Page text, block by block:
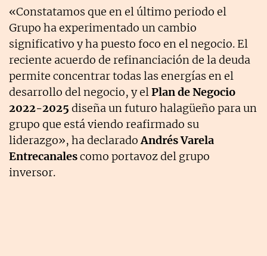
«Constatamos que en el último periodo el
Grupo ha experimentado un cambio
significativo y ha puesto foco en el negocio. El
reciente acuerdo de refinanciación de la deuda
permite concentrar todas las energías en el
desarrollo del negocio, y elPlan de Negocio
2022-2025 diseña un futuro halagüeño para un
grupo que está viendo reafirmado su
liderazgo», ha declaradoAndrés Varela
Entrecanalescomo portavoz del grupo
inversor.